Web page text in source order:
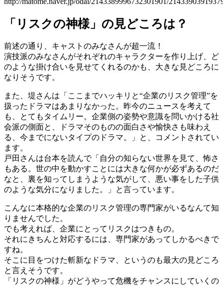
「リスクの神様」の見どころは？
前述の通り、キャストのみなさんが超一流！
演技派のみなさんがそれぞれのキャラクターを作り上げ、ど
のような掛け合いを見せてくれるのかも、大きな見どころに
なりそうです。
また、堤さんは「ここまでハッキリと“企業のリスク管理”を
扱ったドラマはあまりなかった。昨今のニュースを考えて
も、とてもタイムリー。企業側の姿勢や意識を問いかける社
会派の側面と、ドラマそのものの面白さや愉快さも味わえ
る、今までにないタイプのドラマ。」と、コメントされてい
ます。
戸田さんは台本を読んで「自分の知らない世界を見て、怖さ
もある。世の中を動かすことには大きな何かが必ずあるのだ
なと、裏を知ってしまうような気がして、悪い事をした子供
のような気分になりました。」と言っています。
こんなに本格的な企業のリスク管理の専門家がいるなんて知
りませんでした。
でも考えれば、企業にとってリスクはつきもの。
それにきちんと対応するには、専門家があってしかるべきで
すね。
そこに目をつけた斬新なドラマ、というのも最大の見どころ
と言えそうです。
「リスクの神様」がどうやって危機をチャンスにしていくの